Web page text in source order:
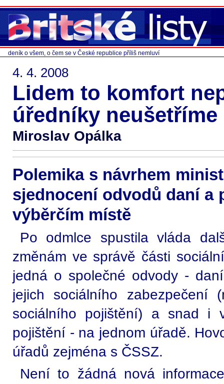
deník o všem, o čem se v České republice příliš nemluví
4. 4. 2008
Lidem to komfort
úředníky neušetříme
Miroslav Opálka
Polemika s návrhem
sjednocení odvodů daní a
výběrčím místě
Po odmlce spustila vláda
změnám ve správě části
jedná o společné odvody -
jejich sociálního zabezpečení
sociálního pojištění) a snad i
pojištění - na jednom úřadě.
úřadů zejména s ČSSZ.
Není to žádná nová